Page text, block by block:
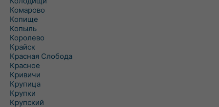
Комарово
Копище
Копыль
Королево
Крайск
Красная Слобода
Красное
Кривичи
Крупица
Крупки
Крупский